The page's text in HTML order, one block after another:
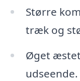
Større
træk og
Øget
udseende.